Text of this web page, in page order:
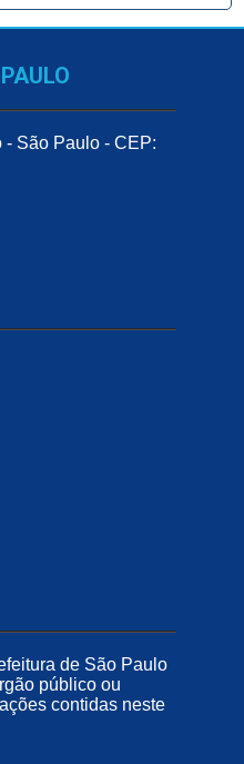
- São Paulo - CEP:
de São Paulo
público ou
contidas neste